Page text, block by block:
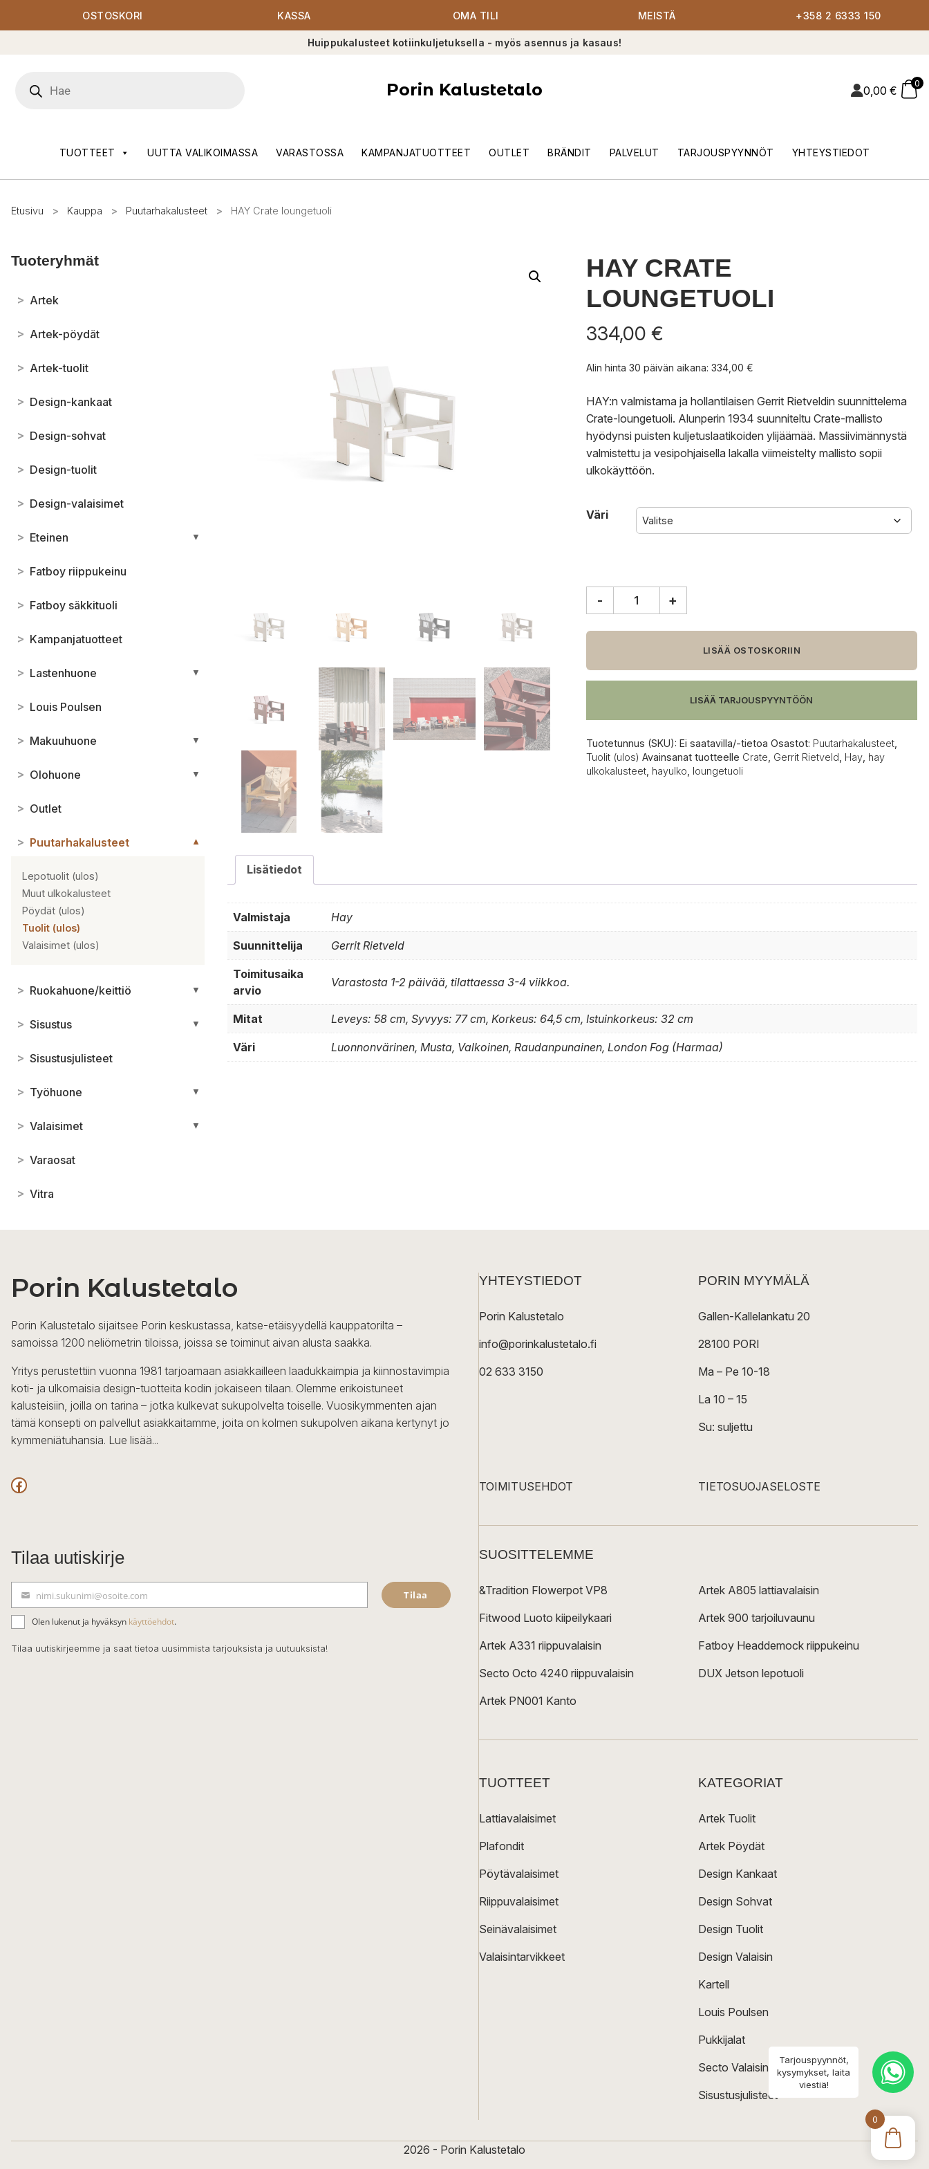
OSTOSKORI KASSA OMA TILI MEISTÄ +358 2 6333 150
Huippukalusteet kotiinkuljetuksella - myös asennus ja kasaus!
search
Porin Kalustetalo 0,00 €
0
TUOTTEET UUTTA VALIKOIMASSA VARASTOSSA KAMPANJATUOTTEET OUTLET BRÄNDIT PALVELUT TARJOUSPYYNNÖT YHTEYSTIEDOT
Etusivu > Kauppa > Puutarhakalusteet > HAY Crate loungetuoli
Tuoteryhmät
> Artek
> Artek-pöydät
> Artek-tuolit
> Design-kankaat
> Design-sohvat
> Design-tuolit
> Design-valaisimet
> Eteinen ▼
> Fatboy riippukeinu
> Fatboy säkkituoli
> Kampanjatuotteet
> Lastenhuone ▼
> Louis Poulsen
> Makuuhuone ▼
> Olohuone ▼
> Outlet
> Puutarhakalusteet ▼
Lepotuolit (ulos)
Muut ulkokalusteet
Pöydät (ulos)
Tuolit (ulos)
Valaisimet (ulos)
> Ruokahuone/keittiö ▼
> Sisustus ▼
> Sisustusjulisteet
> Työhuone ▼
> Valaisimet ▼
> Varaosat
> Vitra
HAY CRATE
LOUNGETUOLI
334,00 €
Alin hinta 30 päivän aikana: 334,00 €
HAY:n valmistama ja hollantilaisen Gerrit Rietveldin suunnittelema
Crate-loungetuoli. Alunperin 1934 suunniteltu Crate-mallisto
hyödynsi puisten kuljetuslaatikoiden ylijäämää. Massiivimännystä
valmistettu ja vesipohjaisella lakalla viimeistelty mallisto sopii
ulkokäyttöön.
Väri
loungetuoli
- +
LISÄÄ OSTOSKORIIN
LISÄÄ TARJOUSPYYNTÖÖN
Tuotetunnus (SKU): Ei saatavilla/-tietoa Osastot: Puutarhakalusteet,
Tuolit (ulos) Avainsanat tuotteelle Crate Gerrit Rietveld Hay, hay
ulkokalusteet, hayulko loungetuoli
Lisätiedot
Valmistaja Hay
Suunnittelija Gerrit Rietveld
Toimitusaika
arvio
Varastosta 1-2 päivää, tilattaessa 3-4 viikkoa.
Mitat Leveys: 58 cm, Syvyys: 77 cm, Korkeus: 64,5 cm, Istuinkorkeus: 32 cm
Väri Luonnonvärinen, Musta, Valkoinen, Raudanpunainen, London Fog (Harmaa)
0
Porin Kalustetalo
Porin Kalustetalo sijaitsee Porin keskustassa, katse-etäisyydellä kauppatorilta –
samoissa 1200 neliömetrin tiloissa, joissa se toiminut aivan alusta saakka.
Yritys perustettiin vuonna 1981 tarjoamaan asiakkailleen laadukkaimpia ja kiinnostavimpia
koti- ja ulkomaisia design-tuotteita kodin jokaiseen tilaan. Olemme erikoistuneet
kalusteisiin, joilla on tarina – jotka kulkevat sukupolvelta toiselle. Vuosikymmenten ajan
tämä konsepti on palvellut asiakkaitamme, joita on kolmen sukupolven aikana kertynyt jo
kymmeniätuhansia. Lue lisää...
Facebook
Tilaa uutiskirje
ä
h
k
nimi.sukunimi@osoite.com Tilaa
Olen lukenut ja hyväksyn käyttöehdot.
Tilaa uutiskirjeemme ja saat tietoa uusimmista tarjouksista ja uutuuksista!
YHTEYSTIEDOT
Porin Kalustetalo
info@porinkalustetalo.fi
02 633 3150
PORIN MYYMÄLÄ
Gallen-Kallelankatu 20
28100 PORI
Ma – Pe 10-18
La 10 – 15
Su: suljettu
TOIMITUSEHDOT TIETOSUOJASELOSTE
SUOSITTELEMME
&Tradition Flowerpot VP8
Fitwood Luoto kiipeilykaari
Artek A331 riippuvalaisin
Secto Octo 4240 riippuvalaisin
Artek PN001 Kanto
Artek A805 lattiavalaisin
Artek 900 tarjoiluvaunu
Fatboy Headdemock riippukeinu
DUX Jetson lepotuoli
TUOTTEET
Lattiavalaisimet
Plafondit
Pöytävalaisimet
Riippuvalaisimet
Seinävalaisimet
Valaisintarvikkeet
KATEGORIAT
Artek Tuolit
Artek Pöydät
Design Kankaat
Design Sohvat
Design Tuolit
Design Valaisin
Kartell
Louis Poulsen
Pukkijalat
Secto Valaisin
Sisustusjulisteet
2026 - Porin Kalustetalo
Tarjouspyynnöt,
kysymykset, laita
viestiä!